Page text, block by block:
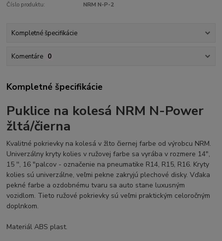
Číslo produktu: NRM N-P-2
Kompletné špecifikácie
Komentáre 0
Kompletné špecifikácie
Puklice na kolesá NRM N-Power
žltá/čierna
Kvalitné pokrievky na kolesá v žlto čiernej farbe od výrobcu NRM.
Univerzálny kryty kolies v ružovej farbe sa vyrába v rozmere 14",
15 '', 16 "palcov - označenie na pneumatike R14, R15, R16. Kryty
kolies sú univerzálne, veľmi pekne zakryjú plechové disky. Vďaka
pekné farbe a ozdobnému tvaru sa auto stane luxusným
vozidlom. Tieto ružové pokrievky sú veľmi praktickým celoročným
doplnkom.
Materiál ABS plast.